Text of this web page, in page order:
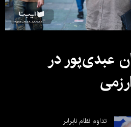
عبدی‌پور در
تداوم نظام نابرابر